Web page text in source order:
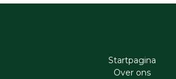
Startpagina
Ove​r​ ons